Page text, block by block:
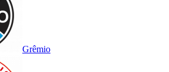
Grêmio